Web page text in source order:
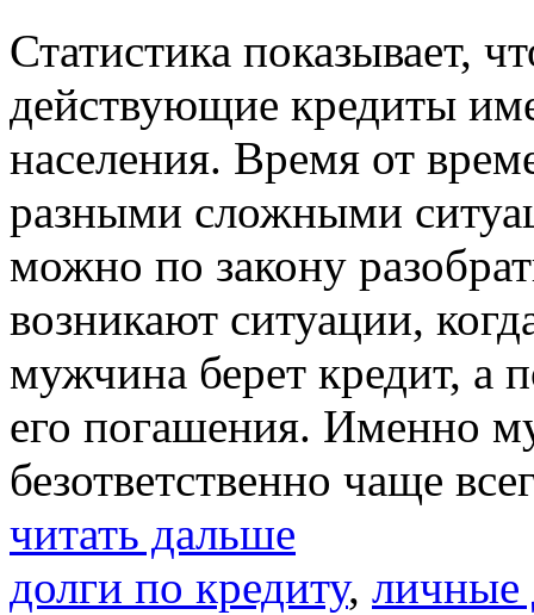
Статистика показывает,
действующие кредиты
населения. Время от
разными сложными
можно по закону
возникают ситуации,
мужчина берет кредит, а
его погашения. Именно
безответственно чаще
читать дальше
долги по кредиту, личные